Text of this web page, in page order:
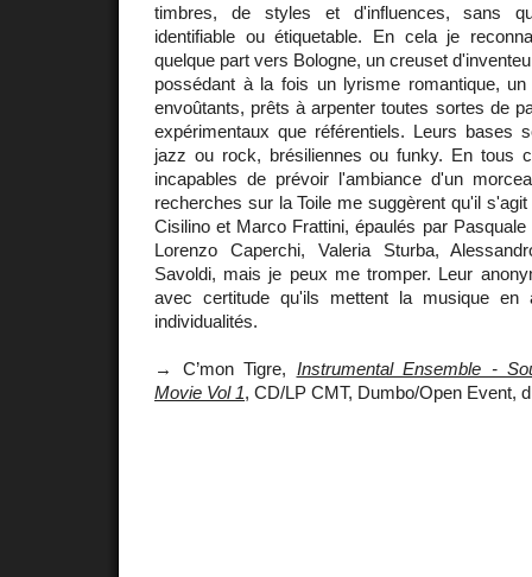
timbres, de styles et d'influences, sans
identifiable ou étiquetable. En cela je
quelque part vers Bologne, un creuset
possédant à la fois un lyrisme romantique,
envoûtants, prêts à arpenter toutes sortes de
expérimentaux que référentiels. Leurs bases
jazz ou rock, brésiliennes ou funky. En tous
incapables de prévoir l'ambiance d'un
recherches sur la Toile me suggèrent qu'il
Cisilino et Marco Frattini, épaulés par
Lorenzo Caperchi, Valeria Sturba,
Savoldi, mais je peux me tromper. Leur
avec certitude qu'ils mettent la musique en
individualités.
→ C’mon Tigre, Instrumental Ensemble -
Movie Vol 1, CD/LP CMT, Dumbo/Open Event,